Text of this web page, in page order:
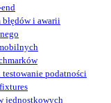
i awarii
testowanie podatności
jednostkowych